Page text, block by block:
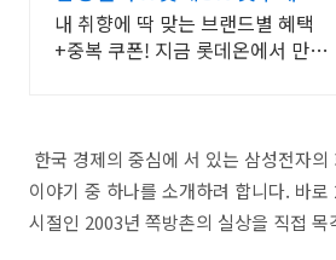
대 5천원 혜택!
내 취향에 딱 맞는 브랜드별 혜택
+중복 쿠폰! 지금 롯데온에서 만나
한국 경제의 중심에 서 있는 삼성전자의
이야기 중 하나를 소개하려 합니다. 바
시절인 2003년 쪽방촌의 실상을 직접